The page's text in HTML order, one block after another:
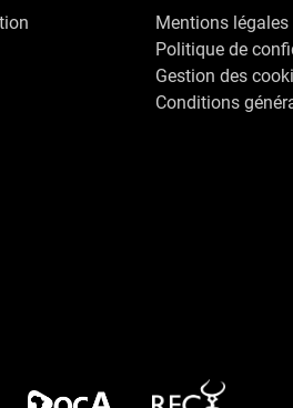
Mentions légales
Politique de
Gestion des
Conditions